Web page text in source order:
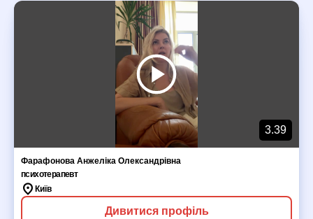
Дивитися всі
3.39
Фарафонова Анжеліка Олександрівна
психотерапевт
Київ
Дивитися профіль